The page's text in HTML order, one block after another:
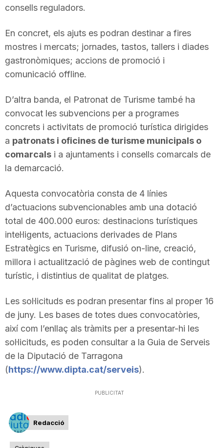
a
consells reguladors.
En concret, els ajuts es podran destinar a fires
mostres i mercats; jornades, tastos, tallers i diades
gastronòmiques; accions de promoció i
comunicació offline.
D’altra banda, el Patronat de Turisme també ha
convocat les subvencions per a programes
concrets i activitats de promoció turística dirigides
a patronats i oficines de turisme municipals o
comarcals i a ajuntaments i consells comarcals de
la demarcació.
Aquesta convocatòria consta de 4 línies
d’actuacions subvencionables amb una dotació
total de 400.000 euros: destinacions turístiques
intel·ligents, actuacions derivades de Plans
Estratègics en Turisme, difusió on-line, creació,
millora i actualització de pàgines web de contingut
turístic, i distintius de qualitat de platges.
Les sol·licituds es podran presentar fins al proper 16
de juny. Les bases de totes dues convocatòries,
així com l’enllaç als tràmits per a presentar-hi les
sol·licituds, es poden consultar a la Guia de Serveis
de la Diputació de Tarragona
(https://www.dipta.cat/serveis).
PUBLICITAT
Redacció